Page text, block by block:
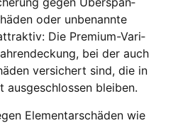
oder unbe­nann­te
Die Pre­mi­um-Vari­
bei der auch
ver­si­chert sind, die in
aus­ge­schlos­sen blei­ben.
Ele­men­tar­schä­den wie